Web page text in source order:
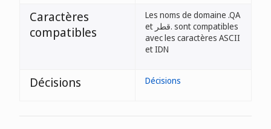
Caractères
compatibles
Les noms de domaine .QA
et قطر. sont compatibles
avec les caractères ASCII
et IDN
Décisions Décisions